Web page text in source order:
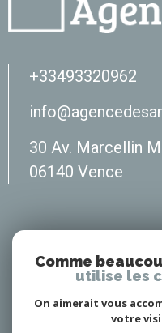
+33493320962
30 Av. Marcellin
06140
vence
Comme
utilise les
On aimerait vous
votre